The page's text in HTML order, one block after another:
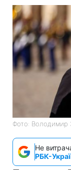
Фото: Володимир
Не
РБК-